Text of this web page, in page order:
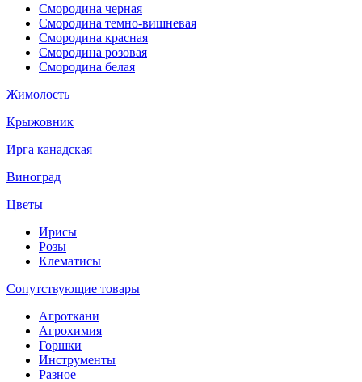
Смородина черная
Смородина темно-вишневая
Смородина красная
Смородина розовая
Смородина белая
Жимолость
Крыжовник
Ирга канадская
Виноград
Цветы
Ирисы
Розы
Клематисы
Сопутствующие товары
Агроткани
Агрохимия
Горшки
Инструменты
Разное